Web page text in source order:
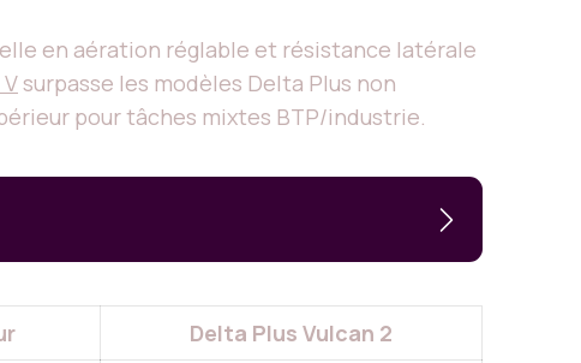
en aération réglable et résistance latérale
surpasse les modèles Delta Plus non
pour tâches mixtes BTP/industrie.
Delta Plus Vulcan 2